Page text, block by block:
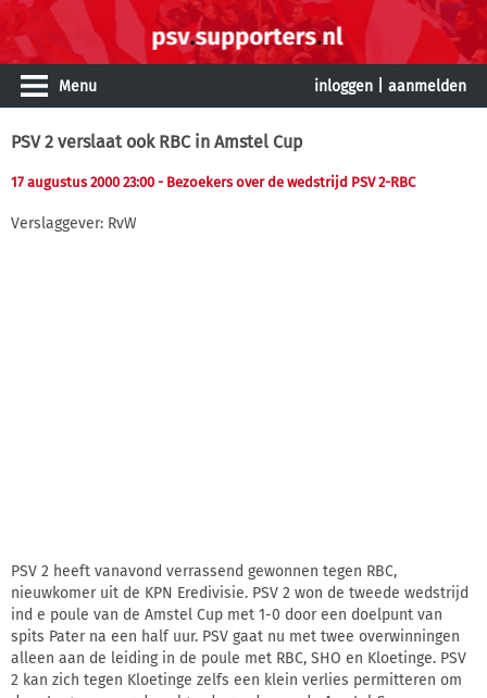
Menu inloggen aanmelden
PSV 2 verslaat ook RBC in Amstel Cup
17 augustus 2000 23:00 - Bezoekers over de wedstrijd PSV 2-RBC
Verslaggever: RvW
PSV 2 heeft vanavond verrassend gewonnen tegen RBC,
nieuwkomer uit de KPN Eredivisie. PSV 2 won de tweede wedstrijd
ind e poule van de Amstel Cup met 1-0 door een doelpunt van
spits Pater na een half uur. PSV gaat nu met twee overwinningen
alleen aan de leiding in de poule met RBC, SHO en Kloetinge. PSV
2 kan zich tegen Kloetinge zelfs een klein verlies permitteren om